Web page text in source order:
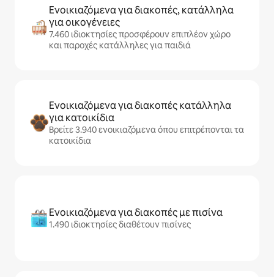
Ενοικιαζόμενα για διακοπές, κατάλληλα
για οικογένειες
7.460 ιδιοκτησίες προσφέρουν επιπλέον χώρο
και παροχές κατάλληλες για παιδιά
Ενοικιαζόμενα για διακοπές κατάλληλα
για κατοικίδια
Βρείτε 3.940 ενοικιαζόμενα όπου επιτρέπονται τα
κατοικίδια
Ενοικιαζόμενα για διακοπές με πισίνα
1.490 ιδιοκτησίες διαθέτουν πισίνες